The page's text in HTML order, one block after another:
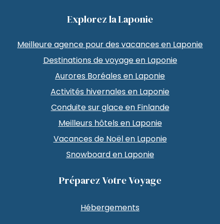
Explorez la Laponie
Meilleure agence pour des vacances en Laponie
Destinations de voyage en Laponie
Aurores Boréales en Laponie
Activités hivernales en Laponie
Conduite sur glace en Finlande
Meilleurs hôtels en Laponie
Vacances de Noël en Laponie
Snowboard en Laponie
Préparez Votre Voyage
Hébergements